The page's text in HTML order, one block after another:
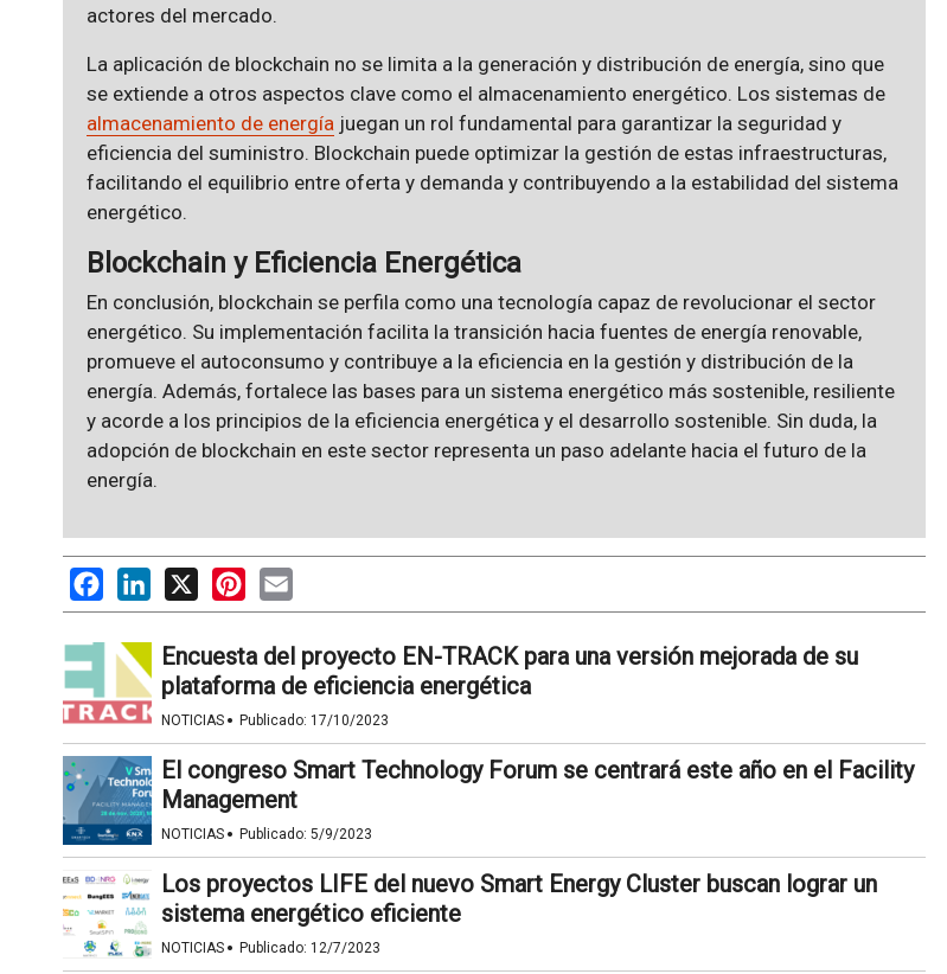
actores del mercado.
La aplicación de blockchain no se limita a la generación y distribución de energía, sino que
se extiende a otros aspectos clave como el almacenamiento energético. Los sistemas de
almacenamiento de energíajuegan un rol fundamental para garantizar la seguridad y
eficiencia del suministro. Blockchain puede optimizar la gestión de estas infraestructuras,
facilitando el equilibrio entre oferta y demanda y contribuyendo a la estabilidad del sistema
energético.
Blockchain y Eficiencia Energética
En conclusión, blockchain se perfila como una tecnología capaz de revolucionar el sector
energético. Su implementación facilita la transición hacia fuentes de energía renovable,
promueve el autoconsumo y contribuye a la eficiencia en la gestión y distribución de la
energía. Además, fortalece las bases para un sistema energético más sostenible, resiliente
y acorde a los principios de la eficiencia energética y el desarrollo sostenible. Sin duda, la
adopción de blockchain en este sector representa un paso adelante hacia el futuro de la
energía.
FacebookLinkedIn
X PinterestEmail
Encuesta del proyecto EN-TRACK para una versión mejorada de su
plataforma de eficiencia energética
NOTICIAS · Publicado: 17/10/2023
El congreso Smart Technology Forum se centrará este año en el Facility
Management
NOTICIAS · Publicado: 5/9/2023
Los proyectos LIFE del nuevo Smart Energy Cluster buscan lograr un
sistema energético eficiente
NOTICIAS · Publicado: 12/7/2023